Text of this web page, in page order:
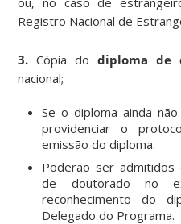
Registro Nacional de
3. Cópia dodiploma de
nacional;
Se o diploma ainda
providenciar o
emissão do diploma.
Poderão ser admitidos
de doutorado no
reconhecimento do
Delegado do Programa.